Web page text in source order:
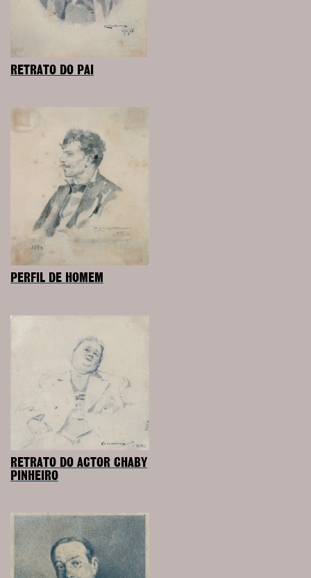
RETRATO DO PAI
PERFIL DE HOMEM
RETRATO DO ACTOR CHABY
PINHEIRO